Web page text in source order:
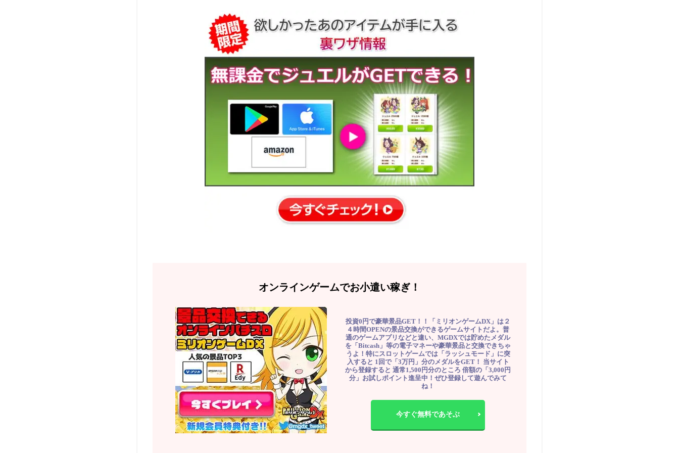
オンラインゲームでお小遣い稼ぎ！
投資0円で豪華景品GET！！「ミリオンゲームDX」は２
４時間OPENの景品交換ができるゲームサイトだよ。普
通のゲームアプリなどと違い、MGDXでは貯めたメダル
を「Bitcash」等の電子マネーや豪華景品と交換できちゃ
うよ！特にスロットゲームでは「ラッシュモード」に突
入すると 1回で「3万円」分のメダルをGET！ 当サイト
から登録すると 通常1,500円分のところ 倍額の「3,000円
分」お試しポイント進呈中！ぜひ登録して遊んでみて
ね！
今すぐ無料であそぶ